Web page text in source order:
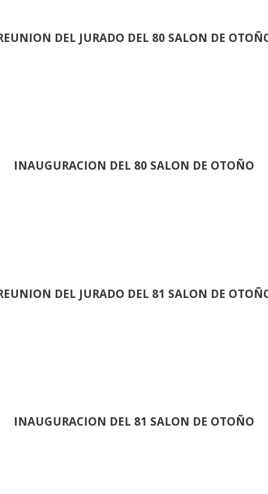
DEL JURADO DEL 80 SALON DE
INAUGURACION DEL 80 SALON DE OTOÑO
DEL JURADO DEL 81 SALON DE
INAUGURACION DEL 81 SALON DE OTOÑO